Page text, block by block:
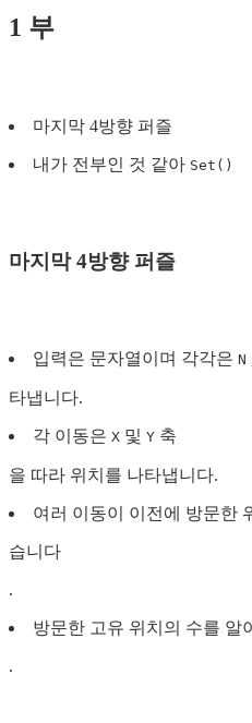
1 부
마지막 4방향 퍼즐
내가 전부인 것 같아 Set()
마지막 4방향 퍼즐
입력은 문자열이며 각각은 N
타냅니다.
각 이동은 X 및 Y 축
을 따라 위치를 나타냅니다.
여러 이동이 이전에 방문한
습니다
.
방문한 고유 위치의 수를 알
.